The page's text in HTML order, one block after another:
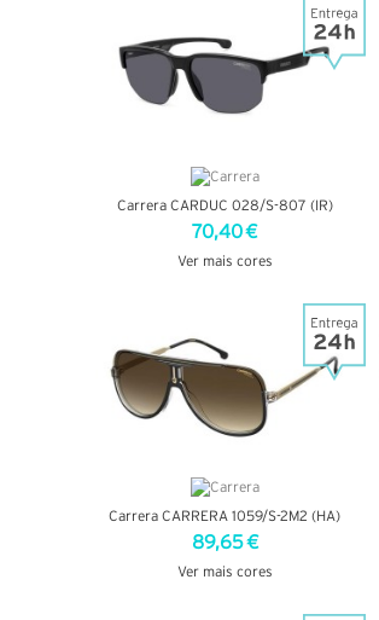
Carrera CARDUC 028/S-807 (IR)
70,40 €
Ver mais cores
Carrera CARRERA 1059/S-2M2 (HA)
89,65 €
Ver mais cores